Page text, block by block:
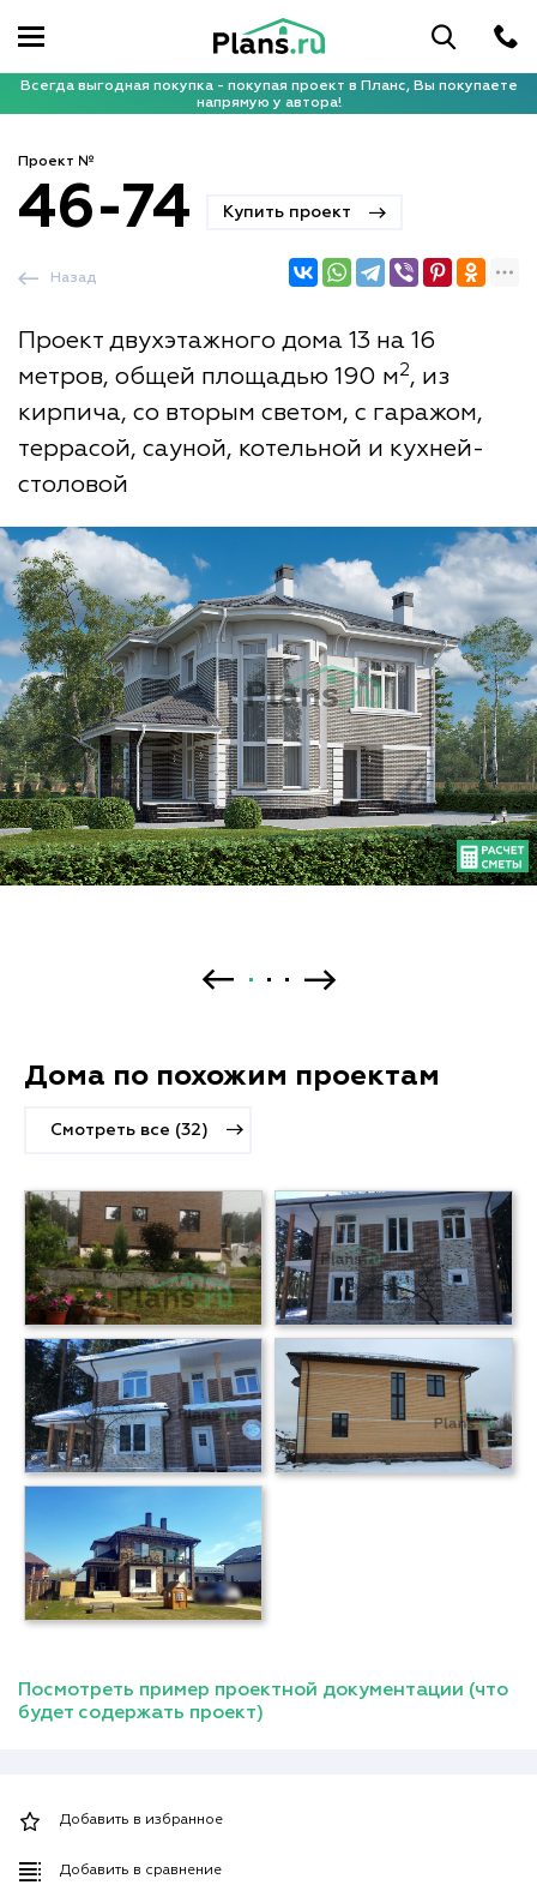
Всегда выгодная покупка - покупая проект в Планс, Вы покупаете
напрямую у автора!
Проект №
46-74 Купить проект
Проект двухэтажного дома 13 на 16
метров, общей площадью 190 м2, из
кирпича, со вторым светом, с гаражом,
террасой, сауной, котельной и кухней-
столовой
Назад
Дома по похожим проектам
Смотреть все (32)
Посмотреть пример проектной документации (что
будет содержать проект)
Добавить в избранное
Добавить в сравнение